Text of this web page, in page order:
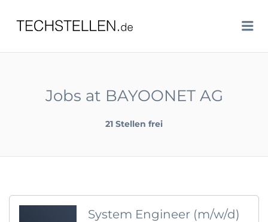
TECHSTELLEN.DE
Jobs at BAYOONET AG
21 Stellen frei
System Engineer (m/w/d)